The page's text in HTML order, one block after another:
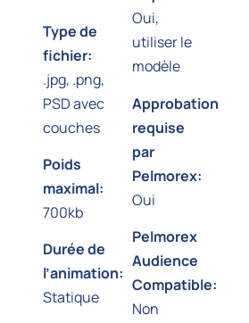
Type de
fichier:
.jpg, .png,
PSD avec
couches
Poids
maximal:
700kb
Durée de
l’animation:
Statique
Oui,
utiliser le
modèle
Approbation
requise
par
Pelmorex:
Oui
Pelmorex
Audience
Compatible:
Non